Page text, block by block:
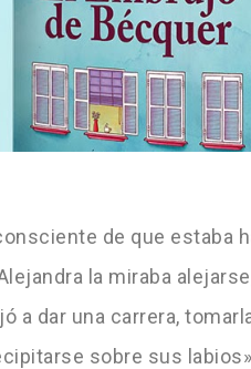
de que estaba
la miraba
a dar una carrera,
sobre sus